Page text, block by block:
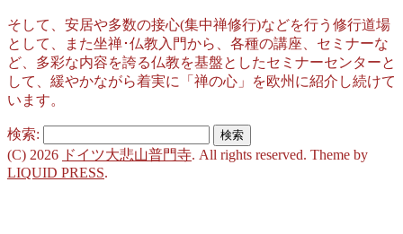
そして、安居や多数の接心(集中禅修行)などを行う修行道場
として、また坐禅･仏教入門から、各種の講座、セミナーな
ど、多彩な内容を誇る仏教を基盤としたセミナーセンターと
して、緩やかながら着実に「禅の心」を欧州に紹介し続けて
います。
検索:
(C) 2026 ドイツ大悲山普門寺. All rights reserved. Theme by
LIQUID PRESS.